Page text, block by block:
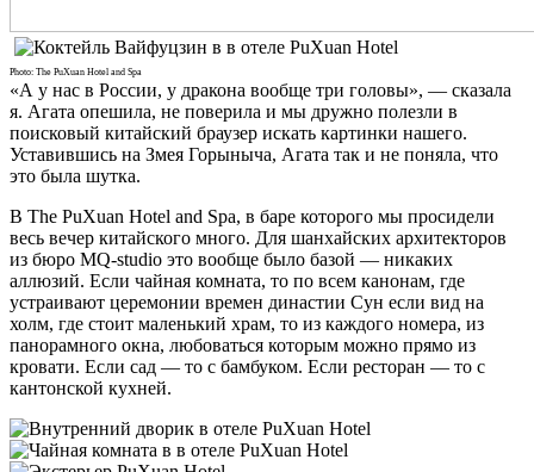
Photo: The PuXuan Hotel and Spa
«А у нас в России, у дракона вообще три головы», — сказала
я. Агата опешила, не поверила и мы дружно полезли в
поисковый китайский браузер искать картинки нашего.
Уставившись на Змея Горыныча, Агата так и не поняла, что
это была шутка.
В The PuXuan Hotel and Spa, в баре которого мы просидели
весь вечер китайского много. Для шанхайских архитекторов
из бюро MQ-studio это вообще было базой — никаких
аллюзий. Если чайная комната, то по всем канонам, где
устраивают церемонии времен династии Сун если вид на
холм, где стоит маленький храм, то из каждого номера, из
панорамного окна, любоваться которым можно прямо из
кровати. Если сад — то с бамбуком. Если ресторан — то с
кантонской кухней.